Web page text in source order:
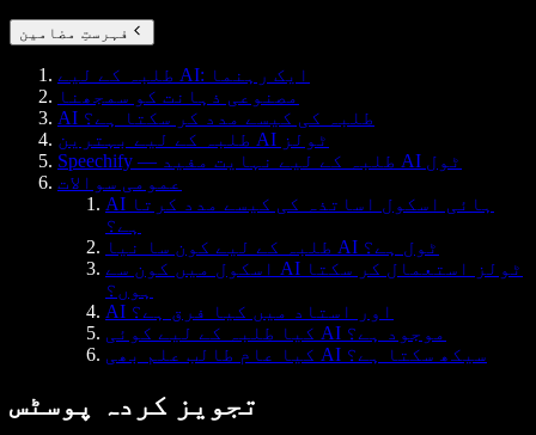
فہرستِ مضامین
طلبہ کے لیے AI: ایک رہنما
مصنوعی ذہانت کو سمجھنا
AI طلبہ کی کیسے مدد کر سکتا ہے؟
طلبہ کے لیے بہترین AI ٹولز
Speechify — طلبہ کے لیے نہایت مفید AI ٹول
عمومی سوالات
AI ہائی اسکول اساتذہ کی کیسے مدد کرتا
ہے؟
طلبہ کے لیے کون سا نیا AI ٹول ہے؟
اسکول میں کون سے AI ٹولز استعمال کر سکتا
ہوں؟
AI اور استاد میں کیا فرق ہے؟
کیا طلبہ کے لیے کوئی AI موجود ہے؟
کیا عام طالب علم بھی AI سیکھ سکتا ہے؟
تجویز کردہ پوسٹس